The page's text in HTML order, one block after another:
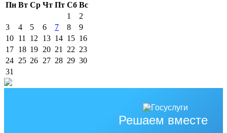
Пн Вт Ср Чт Пт Сб Вс
1
2
3
4 5 6 7 8
9
10 11 12 13 14 15 16
17 18 19 20 21 22 23
24 25 26 27 28 29 30
31
Решаем вместе